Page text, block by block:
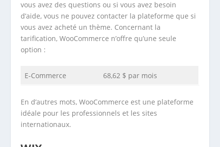
vous avez des questions ou si vous avez besoin
d’aide, vous ne pouvez contacter la plateforme que si
vous avez acheté un thème. Concernant la
tarification, WooCommerce n’offre qu’une seule
option :
E-Commerce 68,62 $ par mois
En d’autres mots, WooCommerce est une plateforme
idéale pour les professionnels et les sites
internationaux.